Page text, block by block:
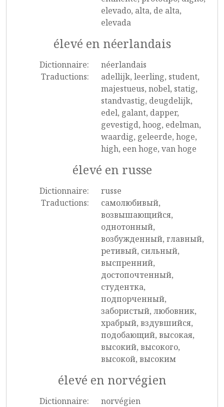
elevado, alta, de alta,
elevada
élevé en néerlandais
Dictionnaire:
néerlandais
Traductions:
adellijk, leerling, student,
majestueus, nobel, statig,
standvastig, deugdelijk,
edel, galant, dapper,
gevestigd, hoog, edelman,
waardig, geleerde, hoge,
high, een hoge, van hoge
élevé en russe
Dictionnaire:
russe
Traductions:
самолюбивый,
возвышающийся,
однотонный,
возбужденный, главный,
ретивый, сильный,
выспренний,
достопочтенный,
студентка,
подпорченный,
забористый, любовник,
храбрый, вздувшийся,
подобающий, высокая,
высокий, высокого,
высокой, высоким
élevé en norvégien
Dictionnaire:
norvégien